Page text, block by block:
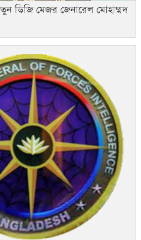
ডিজি মেজর জেনারেল মোহাম্মদ